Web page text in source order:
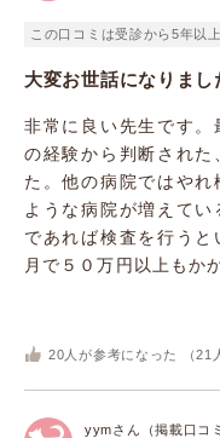
この口コミは受診から5年以
大変お世話になりまし
非常に良い先生です
の経験から判断された
た。他の病院ではや
ような病院が増えて
であれば検査を行う
月で５０万円以上もか
20 人が参考になった （21
yymさん（掲載口コ